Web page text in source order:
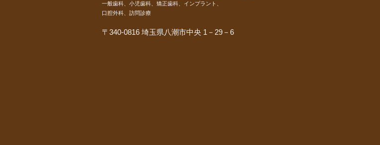
一般歯科、小児歯科、矯正歯科、インプラント、
口腔外科、訪問診療
〒340-0816 埼玉県八潮市中央 1－29－6